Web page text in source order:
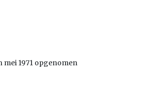
mei 1971 opgenomen